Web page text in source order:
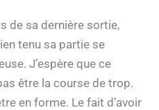
de sa dernière sortie,
tenu sa partie se
J’espère que ce
être la course de trop.
en forme. Le fait d’avoir